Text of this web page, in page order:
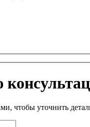
чтобы уточнить